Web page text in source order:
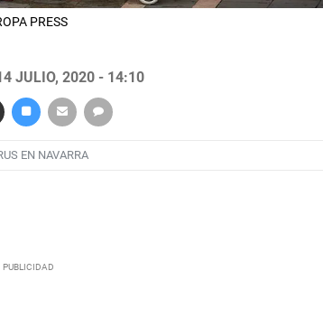
PRESS
JULIO, 2020 - 14:10
EN NAVARRA